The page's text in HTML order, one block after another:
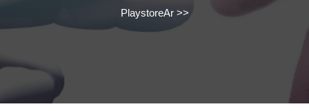
PlaystoreAr>>